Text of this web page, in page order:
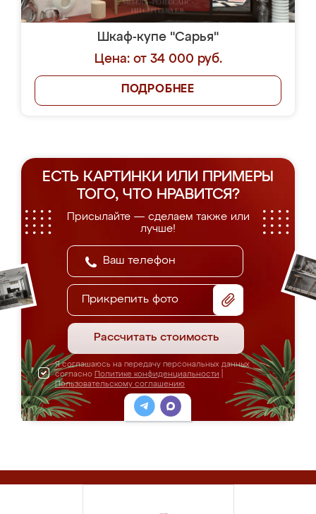
Шкаф-купе "Сарья"
Цена: от 34 000 руб.
ПОДРОБНЕЕ
ЕСТЬ КАРТИНКИ ИЛИ ПРИМЕРЫ
ТОГО, ЧТО НРАВИТСЯ?
Присылайте — сделаем также или
лучше!
Прикрепить фото
Рассчитать стоимость
Я соглашаюсь на передачу персональных данных
согласно Политике конфиденциальности
Пользовательскому соглашению